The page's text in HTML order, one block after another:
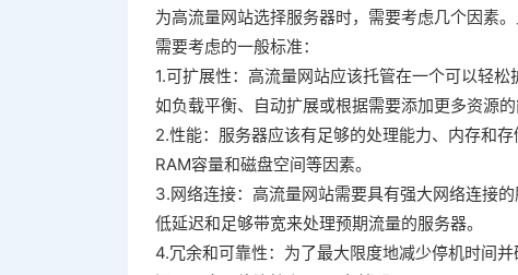
为高流量网站选择服务器时，需要考虑几个因素
需要考虑的一般标准：
1.可扩展性：高流量网站应该托管在一个可以轻
如负载平衡、自动扩展或根据需要添加更多资源的
2.性能：服务器应该有足够的处理能力、内存和
RAM容量和磁盘空间等因素。
3.网络连接：高流量网站需要具有强大网络连接
低延迟和足够带宽来处理预期流量的服务器。
4.冗余和可靠性：为了最大限度地减少停机时间